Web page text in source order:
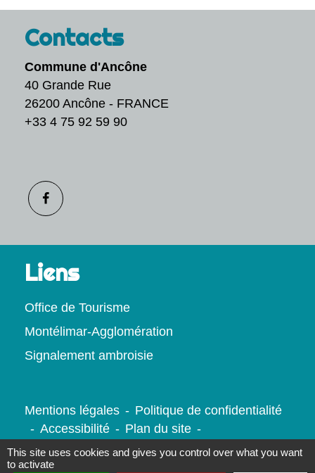
Contacts
Commune d'Ancône
40 Grande Rue
26200 Ancône - FRANCE
+33 4 75 92 59 90
Liens
Office de Tourisme
Montélimar-Agglomération
Signalement ambroisie
Mentions légales - Politique de confidentialité
- Accessibilité - Plan du site -
Gestion des cookies
This site uses cookies and gives you control over what you want
to activate